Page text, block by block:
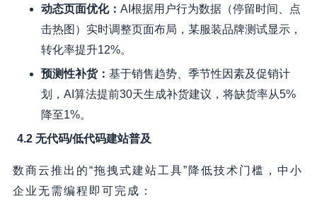
动态页面优化： AI根据用户行为数据（停留时间、点
击热图）实时调整页面布局，某服装品牌测试显示，
转化率提升12%。
预测性补货： 基于销售趋势、季节性因素及促销计
划，AI算法提前30天生成补货建议，将缺货率从5%
降至1%。
4.2 无代码/低代码建站普及
数商云推出的“拖拽式建站工具”降低技术门槛，中小
企业无需编程即可完成：